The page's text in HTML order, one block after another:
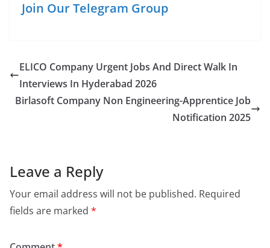
Join Our Telegram Group
ELICO Company Urgent Jobs And Direct Walk In
Interviews In Hyderabad 2026
Birlasoft Company Non Engineering-Apprentice Job
Notification 2025
Leave a Reply
Your email address will not be published. Required
fields are marked *